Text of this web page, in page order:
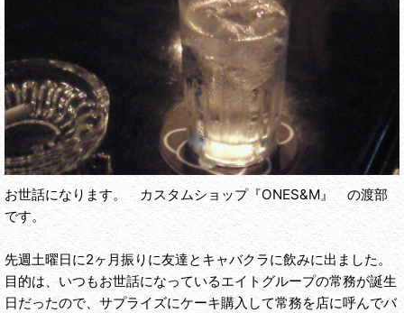
お世話になります。 カスタムショップ『ONES&M』 の渡部
です。
先週土曜日に2ヶ月振りに友達とキャバクラに飲みに出ました。
目的は、いつもお世話になっているエイトグループの常務が誕生
日だったので、サプライズにケーキ購入して常務を店に呼んでバ